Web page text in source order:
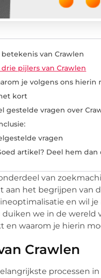
betekenis van Crawlen
drie pijlers van Crawlen
je volgens ons hierin
kort
gestelde vragen over
vragen
artikel? Deel hem dan
van
aan het begrijpen van
en wil
we in de wereld
en waarom je hierin
Crawlen
processen